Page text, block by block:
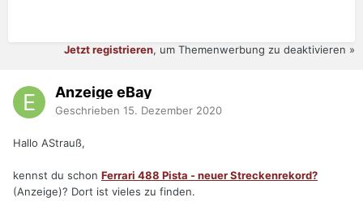
Jetzt registrieren, um Themenwerbung zu deaktivieren »
Anzeige eBay
Geschrieben 15. Dezember 2020
Hallo AStrauß,
kennst du schon Ferrari 488 Pista - neuer Streckenrekord?
(Anzeige)? Dort ist vieles zu finden.